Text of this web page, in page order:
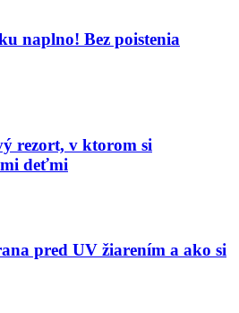
naplno! Bez poistenia
rezort, v ktorom si
deťmi
pred UV žiarením a ako si